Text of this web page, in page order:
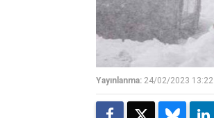
Yayınlanma: 24/02/2023 13:22